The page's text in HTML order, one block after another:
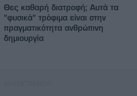
Θες καθαρή διατροφή; Αυτά τα
"φυσικά" τρόφιμα είναι στην
πραγματικότητα ανθρώπινη
δημιουργία